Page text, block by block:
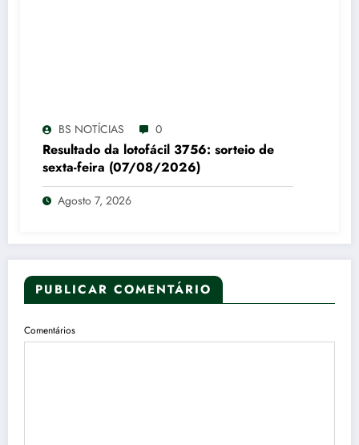
BS NOTÍCIAS 0
Resultado da lotofácil 3756: sorteio de
sexta-feira (07/08/2026)
Agosto 7, 2026
PUBLICAR COMENTÁRIO
Comentários